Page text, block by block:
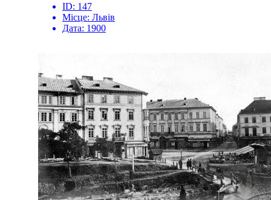
ID: 147
Місце: Львів
Дата: 1900